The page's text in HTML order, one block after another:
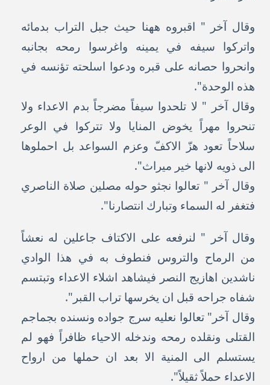
وقال آخر " اقبروه ههنا حيث جبل التراب بدمائه
واتركوا سيفه في يمينه واغرسوا رمحه بجانبه
وانحروا حصانه على قبره ودعوا اسلحته تؤنسه في
هذه الوحدة".
وقال آخر " لا تلحدوا سيفاً مضرجاً بدم الاعداء ولا
تنحروا مهراً يخوض المنايا ولا تتركوا في الوعر
سلاحاً تعود هزّ الاكفّ وعزم السواعد بل احملوها
الى ذويه لانها خير ميراث".
وقال آخر " تعالوا نجثو حوله مصلين صلاة الناصري
فتغفر له السماء وتبارك انتصارنا".
وقال آخر " لنرفعه على الاكتاف جاعلين له نعشاً
من الرماح والتروس فنطوف به في هذا الوادي
ناشدين اهازيج النصر فيشاهد اشلاء الاعداء وتبتسم
شفاه جراحه قبل ان يخرسها تراب القبر".
وقال آخر" تعالوا نعليه سرج جواده ونسنده بجماجم
القتلى ونقلده رمحه وندخله الاحياء ظافراً فهو لم
يستسلم الى المنية الا بعد ان حملها من ارواح
الاعداء حملاً ثقيلاً".